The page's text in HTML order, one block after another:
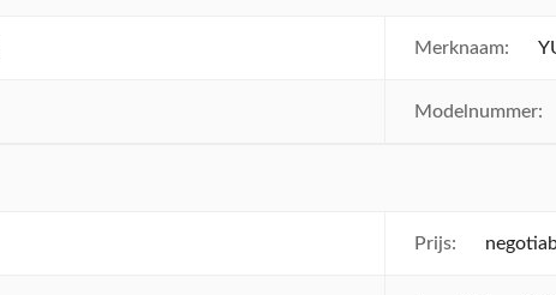
Merknaam:
Modelnummer:
Prijs: